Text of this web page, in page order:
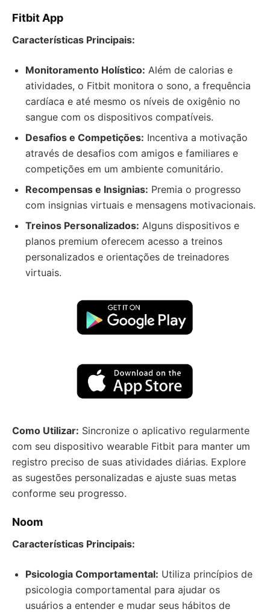
Fitbit App
Características Principais:
Monitoramento Holístico: Além de calorias e
atividades, o Fitbit monitora o sono, a frequência
cardíaca e até mesmo os níveis de oxigênio no
sangue com os dispositivos compatíveis.
Desafios e Competições: Incentiva a motivação
através de desafios com amigos e familiares e
competições em um ambiente comunitário.
Recompensas e Insignias: Premia o progresso
com insignias virtuais e mensagens motivacionais.
Treinos Personalizados: Alguns dispositivos e
planos premium oferecem acesso a treinos
personalizados e orientações de treinadores
virtuais.
Como Utilizar: Sincronize o aplicativo regularmente
com seu dispositivo wearable Fitbit para manter um
registro preciso de suas atividades diárias. Explore
as sugestões personalizadas e ajuste suas metas
conforme seu progresso.
Noom
Características Principais:
Psicologia Comportamental: Utiliza princípios de
psicologia comportamental para ajudar os
usuários a entender e mudar seus hábitos de